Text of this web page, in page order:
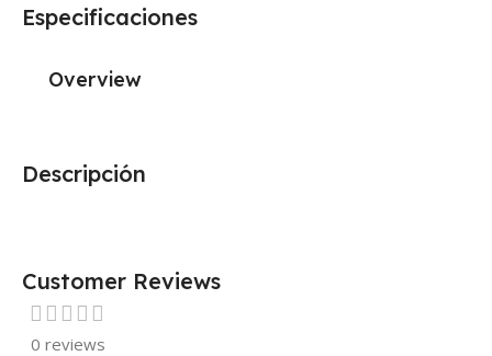
Descripción
Especificaciones
Overview
Customer Reviews
0 reviews